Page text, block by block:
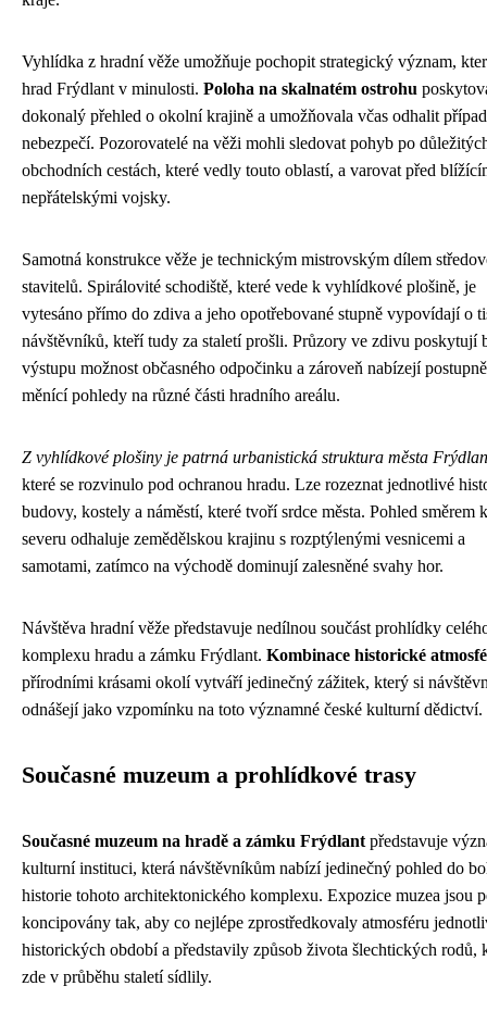
Vyhlídka z hradní věže umožňuje pochopit strategický význam,
hrad Frýdlant v minulosti. Poloha na skalnatém ostrohu
dokonalý přehled o okolní krajině a umožňovala včas odhalit
nebezpečí. Pozorovatelé na věži mohli sledovat pohyb po
obchodních cestách, které vedly touto oblastí, a varovat před
nepřátelskými vojsky.
Samotná konstrukce věže je technickým mistrovským dílem
stavitelů. Spirálovité schodiště, které vede k vyhlídkové plošině, je
vytesáno přímo do zdiva a jeho opotřebované stupně vypovídají o
návštěvníků, kteří tudy za staletí prošli. Průzory ve zdivu poskytují
výstupu možnost občasného odpočinku a zároveň nabízejí
měnící pohledy na různé části hradního areálu.
Z vyhlídkové plošiny je patrná urbanistická struktura města
které se rozvinulo pod ochranou hradu. Lze rozeznat jednotlivé
budovy, kostely a náměstí, které tvoří srdce města. Pohled směrem k
severu odhaluje zemědělskou krajinu s rozptýlenými vesnicemi a
samotami, zatímco na východě dominují zalesněné svahy hor.
Návštěva hradní věže představuje nedílnou součást prohlídky
komplexu hradu a zámku Frýdlant. Kombinace historické
přírodními krásami okolí vytváří jedinečný zážitek, který si
odnášejí jako vzpomínku na toto významné české kulturní dědictví.
Současné muzeum a prohlídkové trasy
Současné muzeum na hradě a zámku Frýdlant představuje
kulturní instituci, která návštěvníkům nabízí jedinečný pohled do
historie tohoto architektonického komplexu. Expozice muzea jsou
koncipovány tak, aby co nejlépe zprostředkovaly atmosféru
historických období a představily způsob života šlechtických rodů,
zde v průběhu staletí sídlily.